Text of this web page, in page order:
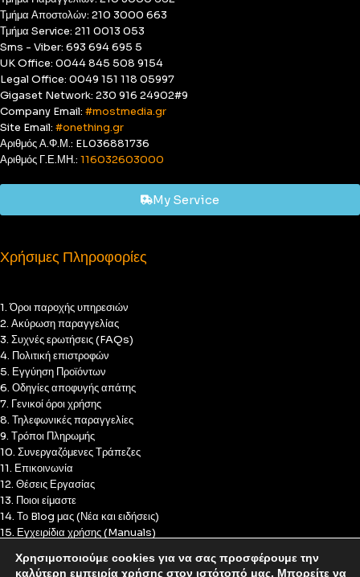
Τμήμα Αποστολών: 210 3000 663
Τμήμα Service: 211 0013 053
Sms - Viber: 693 694 695 5
UK Office: 0044 845 508 9154
Legal Office: 0049 151 118 05997
Gigaset Network: 230 916 24902#9
Company Email: #mostmedia.gr
Site Email: #onething.gr
Αριθμός Α.Φ.Μ.: EL036881736
Αριθμός Γ.Ε.ΜΗ.: 116032603000
My Service
Χρήσιμες Πληροφορίες
1. Όροι παροχής υπηρεσιών
2. Ακύρωση παραγγελίας
3. Συχνές ερωτήσεις (FAQs)
4. Πολιτική επιστροφών
5. Εγγύηση Προϊόντων
6. Οδηγίες αποφυγής απάτης
7. Γενικοί όροι χρήσης
8. Τηλεφωνικές παραγγελίες
9. Τρόποι Πληρωμής
10. Συνεργαζόμενες Τράπεζες
11. Επικοινωνία
12. Θέσεις Εργασίας
13. Ποιοι είμαστε
14. Το Blog μας (Νέα και ειδήσεις)
15. Εγχειρίδια χρήσης (Manuals)
17. Πολιτική Cookies
Χρησιμοποιούμε cookies για να σας προσφέρουμε την
καλύτερη εμπειρία χρήσης στον ιστότοπό μας. Μπορείτε να